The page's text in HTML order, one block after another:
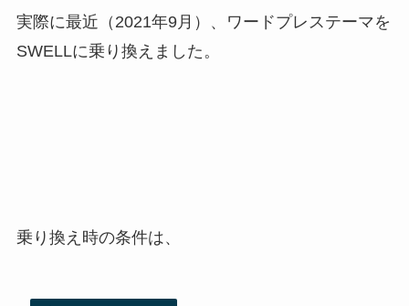
実際に最近（2021年9月）、ワードプレステーマを
SWELLに乗り換えました。
乗り換え時の条件は、